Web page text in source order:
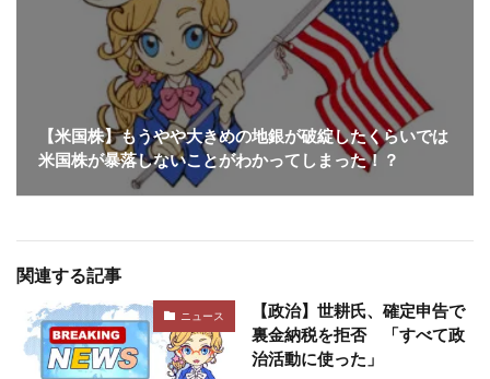
【米国株】もうやや大きめの地銀が破綻したくらいでは
米国株が暴落しないことがわかってしまった！？
関連する記事
ニュース
【政治】世耕氏、確定申告で
裏金納税を拒否 「すべて政
治活動に使った」